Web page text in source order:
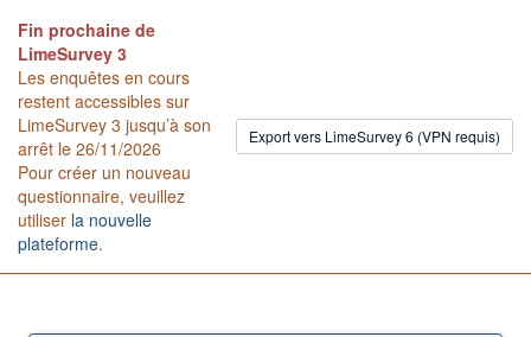
Fin prochaine de
LimeSurvey 3
Les enquêtes en cours
restent accessibles sur
LimeSurvey 3 jusqu’à son
arrêt le 26/11/2026
Pour créer un nouveau
questionnaire, veuillez
utiliser la nouvelle
plateforme.
Export vers LimeSurvey 6 (VPN requis)